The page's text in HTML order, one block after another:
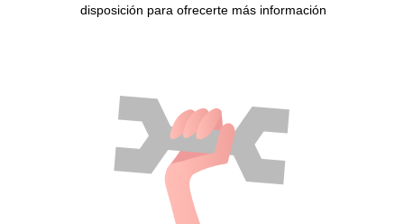
disposición para ofrecerte más información